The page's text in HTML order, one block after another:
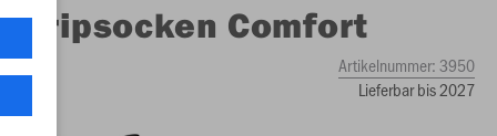
Gripsocken Comfort
Artikelnummer:3950
Lieferbar bis 2027